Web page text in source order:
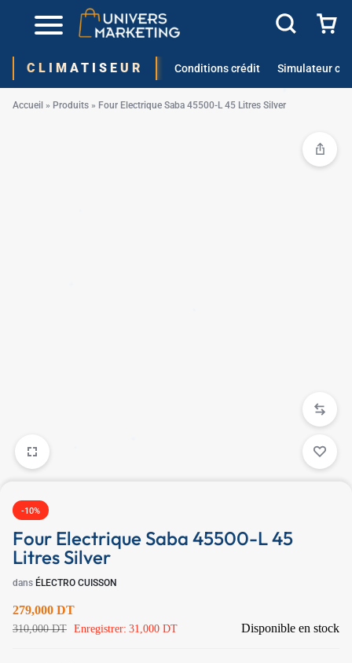
CLIMATISEUR Conditions crédit Simulateur
Accueil » Produits » Four Electrique Saba 45500-L 45 Litres Silver
-10%
Four Electrique Saba 45500-L 45
Litres Silver
dans ÉLECTRO CUISSON
279,000 DT
310,000DT Enregistrer: 31,000 DT Disponible en stock
✱